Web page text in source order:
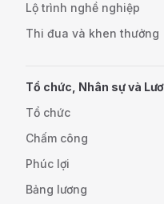
Lộ trình nghề nghiệp
Thi đua và khen thưởng
Tổ chức, Nhân sự và
Tổ chức
Chấm công
Phúc lợi
Bảng lương